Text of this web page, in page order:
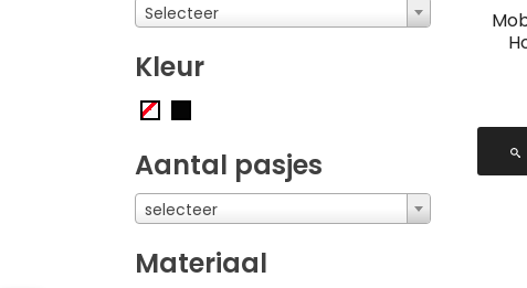
Selecteer
Kleur
Aantal pasjes
selecteer
Materiaal